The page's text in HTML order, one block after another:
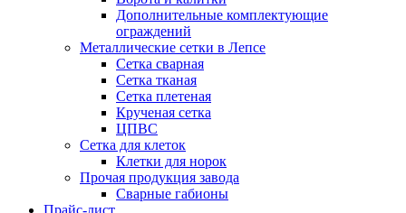
Дополнительные комплектующие
ограждений
Металлические сетки в Лепсе
Сетка сварная
Сетка тканая
Сетка плетеная
Крученая сетка
ЦПВС
Сетка для клеток
Клетки для норок
Прочая продукция завода
Сварные габионы
Прайс-лист